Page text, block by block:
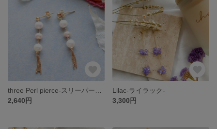
2,640円
Lilac-ライラック-
3,300円